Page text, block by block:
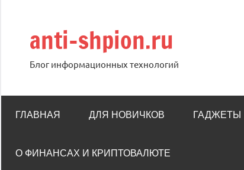
содержимому
anti-shpion.ru
Блог информационных технологий
ГЛАВНАЯ ДЛЯ НОВИЧКОВ ГАДЖЕТЫ
О ФИНАНСАХ И КРИПТОВАЛЮТЕ